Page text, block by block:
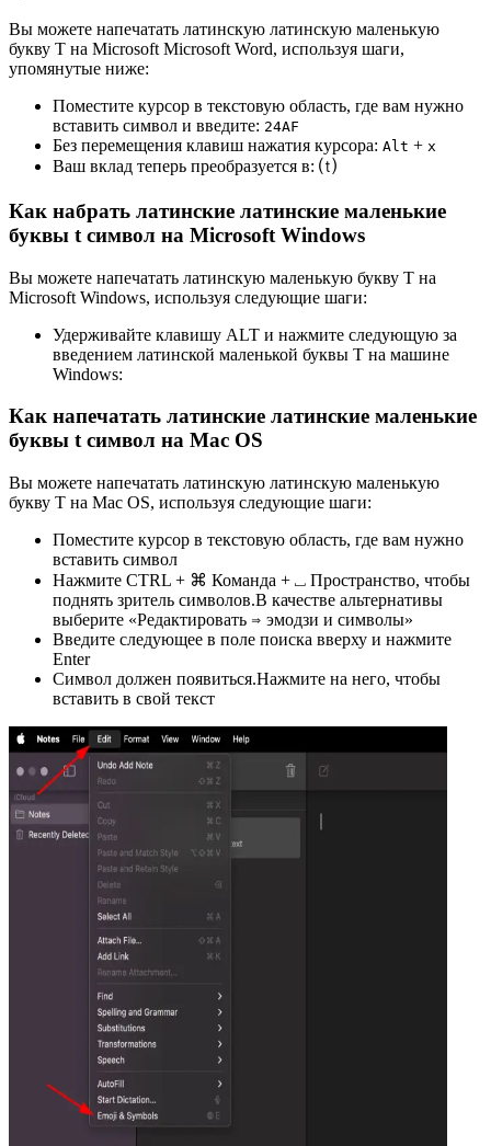
Вы можете напечатать латинскую латинскую маленькую
букву T на Microsoft Microsoft Word, используя шаги,
упомянутые ниже:
Поместите курсор в текстовую область, где вам нужно
вставить символ и введите: 24AF
Без перемещения клавиш нажатия курсора: Alt + x
Ваш вклад теперь преобразуется в: ⒯
Как набрать латинские латинские маленькие
буквы t символ на Microsoft Windows
Вы можете напечатать латинскую маленькую букву T на
Microsoft Windows, используя следующие шаги:
Удерживайте клавишу ALT и нажмите следующую за
введением латинской маленькой буквы T на машине
Windows:
Как напечатать латинские латинские маленькие
буквы t символ на Mac OS
Вы можете напечатать латинскую латинскую маленькую
букву T на Mac OS, используя следующие шаги:
Поместите курсор в текстовую область, где вам нужно
вставить символ
Нажмите CTRL + ⌘ Команда + ⎵ Пространство, чтобы
поднять зритель символов.В качестве альтернативы
выберите «Редактировать ⇒ эмодзи и символы»
Введите следующее в поле поиска вверху и нажмите
Enter
Символ должен появиться.Нажмите на него, чтобы
вставить в свой текст